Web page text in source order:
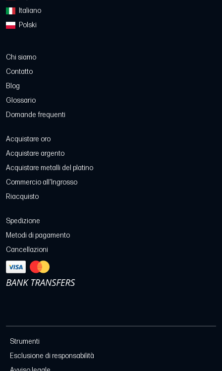
Italiano
Polski
Chi siamo
Contatto
Blog
Glossario
Domande frequenti
Acquistare oro
Acquistare argento
Acquistare metalli del platino
Commercio all'Ingrosso
Riacquisto
Spedizione
Metodi di pagamento
Cancellazioni
Strumenti
Esclusione di responsabilità